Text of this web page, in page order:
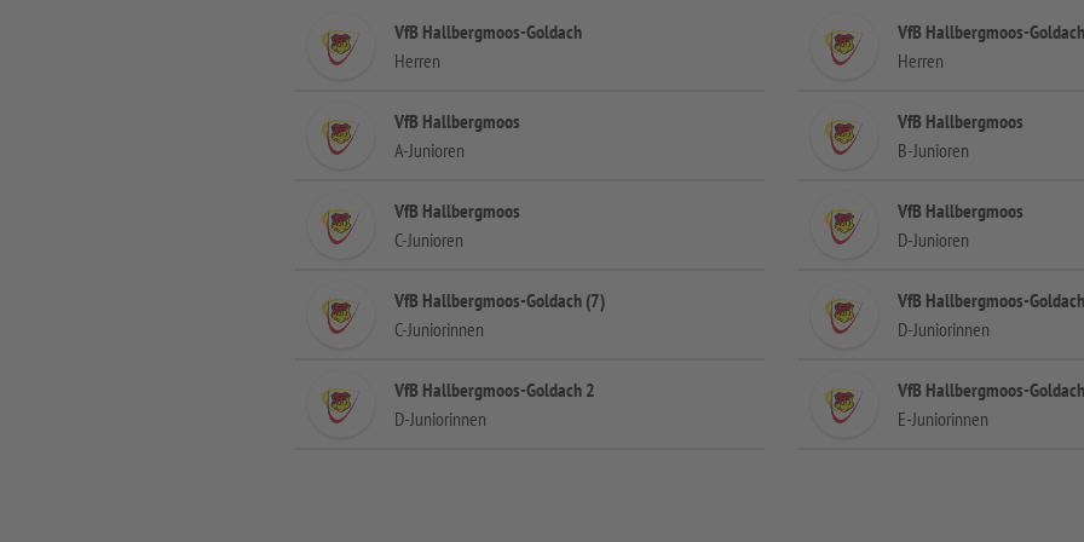
VfB Hallbergmoos-Goldach
Herren
VfB Hallbergmoos-
Herren
VfB Hallbergmoos
A-Junioren
VfB Hallbergmoos
B-Junioren
VfB Hallbergmoos
C-Junioren
VfB Hallbergmoos
D-Junioren
VfB Hallbergmoos-Goldach (7)
C-Juniorinnen
VfB Hallbergmoos-Goldach
D-Juniorinnen
VfB Hallbergmoos-Goldach 2
D-Juniorinnen
VfB Hallbergmoos-Goldach
E-Juniorinnen